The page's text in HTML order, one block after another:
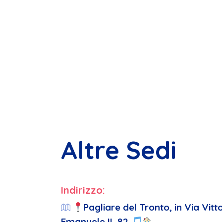
Altre Sedi
Indirizzo:
Pagliare del Tronto, in Via